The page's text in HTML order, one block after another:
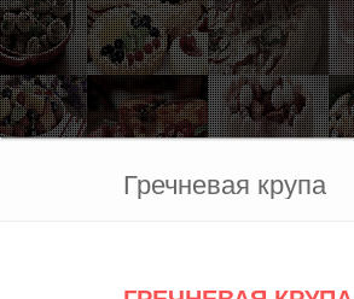
Гречневая крупа